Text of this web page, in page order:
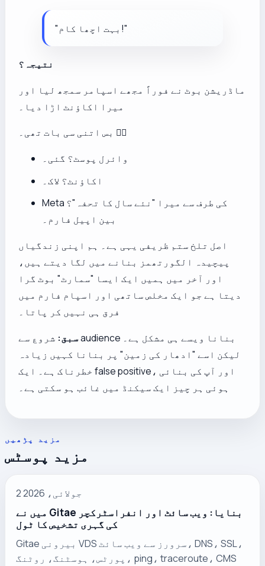
"بہت اچھا کام!"
نتیجہ؟
ماڈریشن بوٹ نے فوراً مجھے اسپامر سمجھ لیا اور
میرا اکاؤنٹ اڑا دیا۔
بس اتنی سی بات تھی۔ 🤷‍♂️
وائرل پوسٹ؟ گئی۔
اکاؤنٹ؟ لاک۔
Meta کی طرف سے میرا "نئے سال کا تحفہ"؟
بین اپیل فارم۔
اصل تلخ ستم ظریفی یہی ہے۔ ہم اپنی زندگیاں
پیچیدہ الگورتھمز بنانے میں لگا دیتے ہیں،
اور آخر میں ہمیں ایک ایسا "سمارٹ" بوٹ گرا
دیتا ہے جو ایک مخلص ساتھی اور اسپام فارم میں
فرق ہی نہیں کر پاتا۔
سبق: شروع سے audience بنانا ویسے ہی مشکل ہے۔
لیکن اسے "ادھار کی زمین" پر بنانا کہیں زیادہ
خطرناک ہے۔ ایک false positive، اور آپ کی بنائی
ہوئی ہر چیز ایک سیکنڈ میں غائب ہو سکتی ہے۔
مزید پڑھیں
مزید پوسٹس
2 جولائی، 2026
میں نے Gitae بنایا: ویب سائٹ اور انفراسٹرکچر
کی گہری تشخیص کا ٹول
Gitae بیرونی VDS سرورز سے ویب سائٹ، DNS، SSL،
پورٹس، ہوسٹنگ، روٹنگ، ping، traceroute، CMS